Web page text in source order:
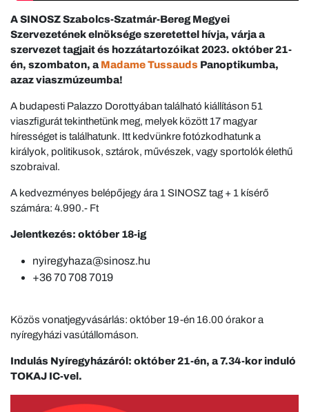
A SINOSZ Szabolcs-Szatmár-Bereg Megyei
Szervezetének elnöksége szeretettel hívja, várja a
szervezet tagjait és hozzátartozóikat 2023. október 21-
én, szombaton, a Madame Tussauds Panoptikumba,
azaz viaszmúzeumba!
A budapesti Palazzo Dorottyában található kiállításon 51
viaszfigurát tekinthetünk meg, melyek között 17 magyar
hírességet is találhatunk. Itt kedvünkre fotózkodhatunk a
királyok, politikusok, sztárok, művészek, vagy sportolók élethű
szobraival.
A kedvezményes belépőjegy ára 1 SINOSZ tag + 1 kísérő
számára: 4.990.- Ft
Jelentkezés: október 18-ig
nyiregyhaza@sinosz.hu
+36 70 708 7019
Közös vonatjegyvásárlás: október 19-én 16.00 órakor a
nyíregyházi vasútállomáson.
Indulás Nyíregyházáról: október 21-én, a 7.34-kor induló
TOKAJ IC-vel.